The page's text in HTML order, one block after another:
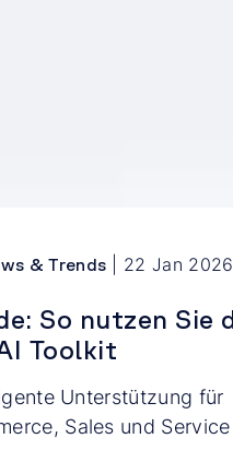
& Trends 22 Jan 2026
So nutzen Sie
Toolkit
Unterstützung für
Sales und Service